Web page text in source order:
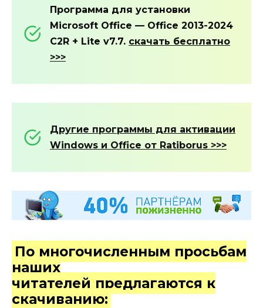
Программа для установки
Microsoft Office — Office 2013-2024
C2R + Lite v7.7. скачать бесплатно
>>>
Другие программы для активации
Windows и Office от Ratiborus >>>
По многочисленным просьбам
наших
читателей предлагаются к
скачиванию: